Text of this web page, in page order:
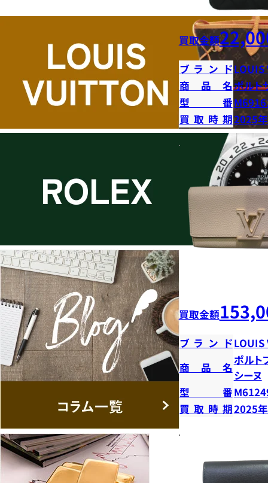
買取金額
ブランドLOUIS
商品名ポルト
型番
買取時期2025
買取金額
ブランドLOUIS
商品名
ポルト
シーヌ
型番
買取時期2025